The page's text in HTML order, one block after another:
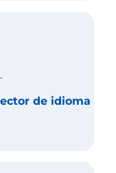
de idioma